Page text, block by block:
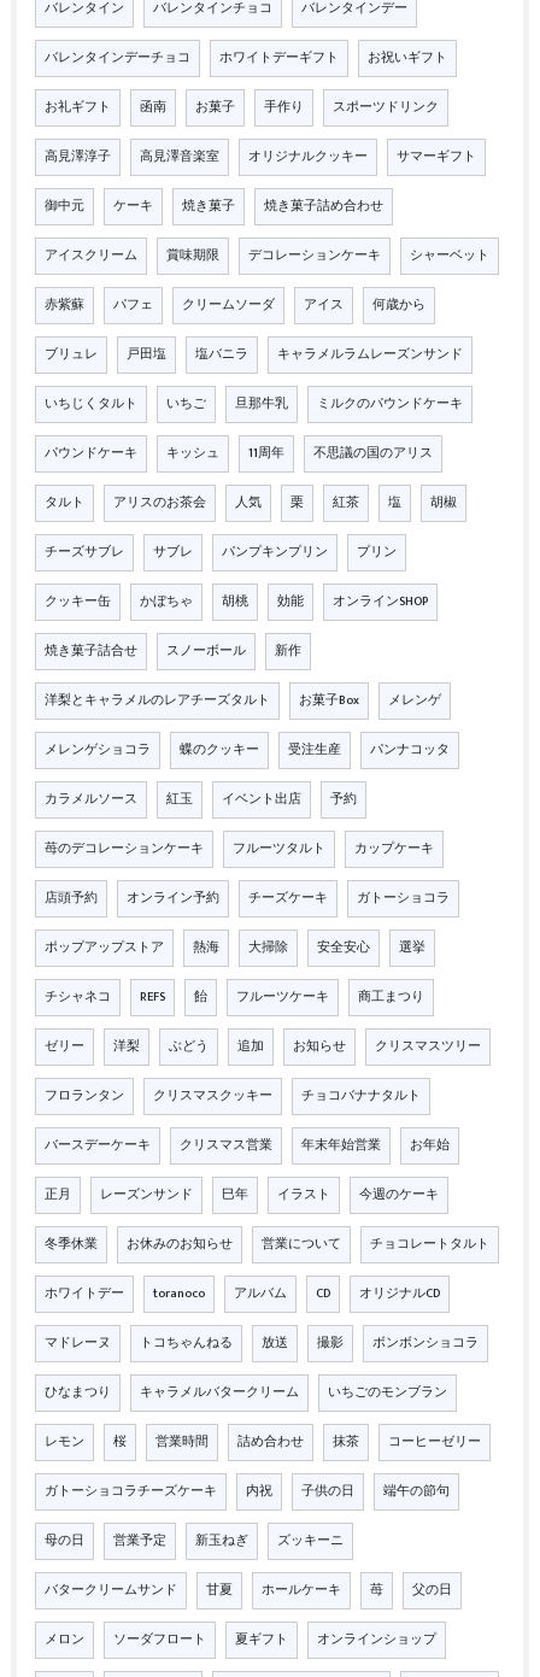
バレンタイン バレンタインチョコ バレンタインデー
バレンタインデーチョコ ホワイトデーギフト お祝いギフト
お礼ギフト 函南 お菓子 手作り スポーツドリンク
高見澤淳子 高見澤音楽室 オリジナルクッキー サマーギフト
御中元 ケーキ 焼き菓子 焼き菓子詰め合わせ
アイスクリーム 賞味期限 デコレーションケーキ シャーベット
赤紫蘇 パフェ クリームソーダ アイス 何歳から
ブリュレ 戸田塩 塩バニラ キャラメルラムレーズンサンド
いちじくタルト いちご 旦那牛乳 ミルクのパウンドケーキ
パウンドケーキ キッシュ 11周年 不思議の国のアリス
タルト アリスのお茶会 人気 栗 紅茶 塩 胡椒
チーズサブレ サブレ パンプキンプリン プリン
クッキー缶 かぼちゃ 胡桃 効能 オンラインSHOP
焼き菓子詰合せ スノーボール 新作
洋梨とキャラメルのレアチーズタルト お菓子Box メレンゲ
メレンゲショコラ 蝶のクッキー 受注生産 パンナコッタ
カラメルソース 紅玉 イベント出店 予約
苺のデコレーションケーキ フルーツタルト カップケーキ
店頭予約 オンライン予約 チーズケーキ ガトーショコラ
ポップアップストア 熱海 大掃除 安全安心 選挙
チシャネコ REFS 飴 フルーツケーキ 商工まつり
ゼリー 洋梨 ぶどう 追加 お知らせ クリスマスツリー
フロランタン クリスマスクッキー チョコバナナタルト
バースデーケーキ クリスマス営業 年末年始営業 お年始
正月 レーズンサンド 巳年 イラスト 今週のケーキ
冬季休業 お休みのお知らせ 営業について チョコレートタルト
ホワイトデー toranoco アルバム CD オリジナルCD
マドレーヌ トコちゃんねる 放送 撮影 ボンボンショコラ
ひなまつり キャラメルバタークリーム いちごのモンブラン
レモン 桜 営業時間 詰め合わせ 抹茶 コーヒーゼリー
ガトーショコラチーズケーキ 内祝 子供の日 端午の節句
母の日 営業予定 新玉ねぎ ズッキーニ
バタークリームサンド 甘夏 ホールケーキ 苺 父の日
メロン ソーダフロート 夏ギフト オンラインショップ